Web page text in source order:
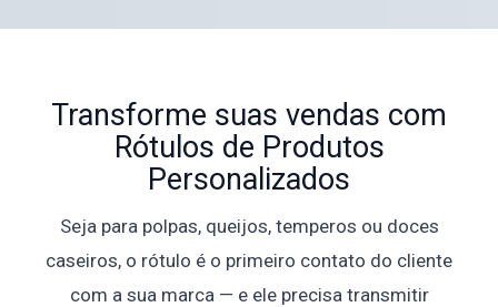
Transforme suas vendas com
Rótulos de Produtos
Personalizados
Seja para polpas, queijos, temperos ou doces
caseiros, o rótulo é o primeiro contato do cliente
com a sua marca — e ele precisa transmitir